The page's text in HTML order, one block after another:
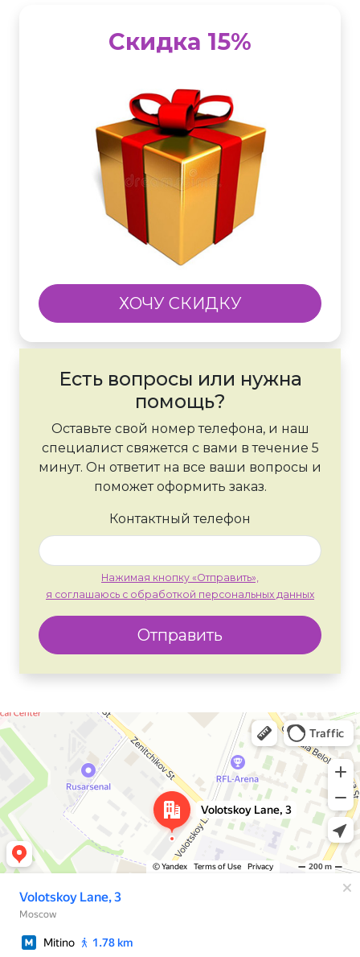
Скидка 15%
ХОЧУ СКИДКУ
Есть вопросы или нужна
помощь?
Оставьте свой номер телефона, и наш
специалист свяжется с вами в течение 5
минут. Он ответит на все ваши вопросы и
поможет оформить заказ.
Контактный телефон
Нажимая кнопку «Отправить»,
я соглашаюсь с обработкой персональных данных
Отправить
Москва
Яндекс Карты — транспорт, навигация, поиск мест